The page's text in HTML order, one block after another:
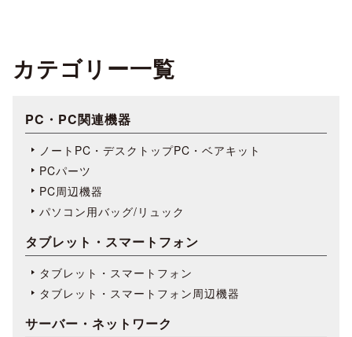
カテゴリー一覧
PC・PC関連機器
ノートPC・デスクトップPC・ベアキット
PCパーツ
PC周辺機器
パソコン用バッグ/リュック
タブレット・スマートフォン
タブレット・スマートフォン
タブレット・スマートフォン周辺機器
サーバー・ネットワーク